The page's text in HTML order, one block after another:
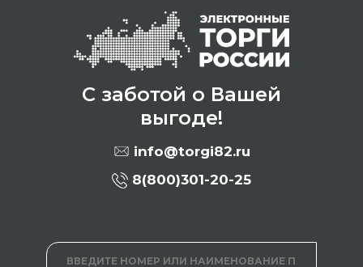
С заботой о Вашей
выгоде!
info@torgi82.ru
8(800)301-20-25